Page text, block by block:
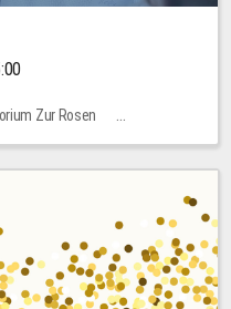
Zur Rosen